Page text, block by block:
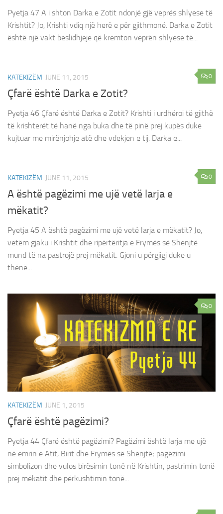
Pyetja 47 A i shton Darka e Zotit ndonjë gjë veprës shlyese të
Krishtit? Jo, Krishti vdiq një herë e për gjithmonë. Darka e Zotit
është një vakt beslidhjeje që kremton veprën shlyese të...
0
KATEKIZËM JUNE 11, 2015
Çfarë është Darka e Zotit?
Pyetja 46 Çfarë është Darka e Zotit? Krishti i urdhëroi të gjithë
të krishterët të hanë nga buka dhe të pinë prej kupës duke
kujtuar me mirënjohje atë dhe vdekjen e tij. Darka e...
0
KATEKIZËM JUNE 11, 2015
A është pagëzimi me ujë vetë larja e
mëkatit?
Pyetja 45 A është pagëzimi me ujë vetë larja e mëkatit? Jo,
vetëm gjaku i Krishtit dhe ripërtëritja e Frymës së Shenjtë
mund të na pastrojë prej mëkatit. Gjoni u përgjigj duke u
thënë...
0
KATEKIZËM JUNE 1, 2015
Çfarë është pagëzimi?
Pyetja 44 Çfarë është pagëzimi? Pagëzimi është larja me ujë
në emrin e Atit, Birit dhe Frymës së Shenjtë; pagëzimi
simbolizon dhe vulos birësimin tonë në Krishtin, pastrimin tonë
prej mëkatit dhe përkushtimin tonë...